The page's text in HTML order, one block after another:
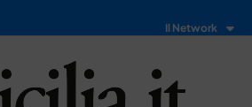
Il Network